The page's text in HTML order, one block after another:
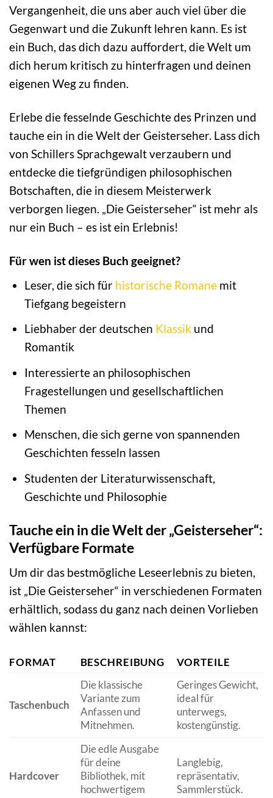
Vergangenheit, die uns aber auch viel über die
Gegenwart und die Zukunft lehren kann. Es ist
ein Buch, das dich dazu auffordert, die Welt um
dich herum kritisch zu hinterfragen und deinen
eigenen Weg zu finden.
Erlebe die fesselnde Geschichte des Prinzen und
tauche ein in die Welt der Geisterseher. Lass dich
von Schillers Sprachgewalt verzaubern und
entdecke die tiefgründigen philosophischen
Botschaften, die in diesem Meisterwerk
verborgen liegen. „Die Geisterseher“ ist mehr als
nur ein Buch – es ist ein Erlebnis!
Für wen ist dieses Buch geeignet?
Leser, die sich für historische Romanemit
Tiefgang begeistern
Liebhaber der deutschen Klassikund
Romantik
Interessierte an philosophischen
Fragestellungen und gesellschaftlichen
Themen
Menschen, die sich gerne von spannenden
Geschichten fesseln lassen
Studenten der Literaturwissenschaft,
Geschichte und Philosophie
Tauche ein in die Welt der „Geisterseher“:
Verfügbare Formate
Um dir das bestmögliche Leseerlebnis zu bieten,
ist „Die Geisterseher“ in verschiedenen Formaten
erhältlich, sodass du ganz nach deinen Vorlieben
wählen kannst:
FORMAT BESCHREIBUNG VORTEILE
Taschenbuch
Die klassische
Variante zum
Anfassen und
Mitnehmen.
Geringes Gewicht,
ideal für
unterwegs,
kostengünstig.
Hardcover
Die edle Ausgabe
für deine
Bibliothek, mit
hochwertigem
Langlebig,
repräsentativ,
Sammlerstück.